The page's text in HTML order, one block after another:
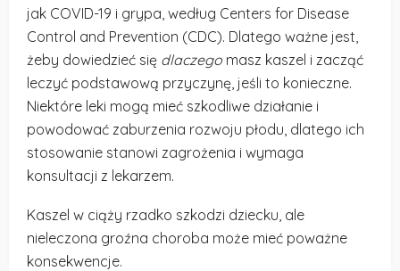
jak COVID-19 i grypa, według Centers for Disease
Control and Prevention (CDC). Dlatego ważne jest,
żeby dowiedzieć się dlaczego masz kaszel i zacząć
leczyć podstawową przyczynę, jeśli to konieczne.
Niektóre leki mogą mieć szkodliwe działanie i
powodować zaburzenia rozwoju płodu, dlatego ich
stosowanie stanowi zagrożenia i wymaga
konsultacji z lekarzem.
Kaszel w ciąży rzadko szkodzi dziecku, ale
nieleczona groźna choroba może mieć poważne
konsekwencje.